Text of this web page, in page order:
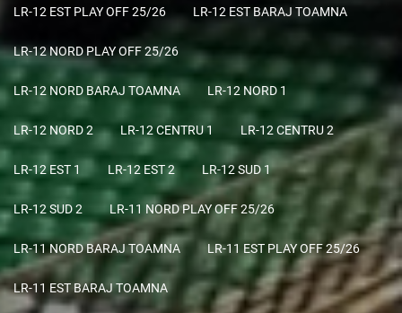
LR-12 EST PLAY OFF 25/26 LR-12 EST BARAJ TOAMNA
LR-12 NORD PLAY OFF 25/26
LR-12 NORD BARAJ TOAMNA LR-12 NORD 1
LR-12 NORD 2 LR-12 CENTRU 1 LR-12 CENTRU 2
LR-12 EST 1 LR-12 EST 2 LR-12 SUD 1
LR-12 SUD 2 LR-11 NORD PLAY OFF 25/26
LR-11 NORD BARAJ TOAMNA LR-11 EST PLAY OFF 25/26
LR-11 EST BARAJ TOAMNA